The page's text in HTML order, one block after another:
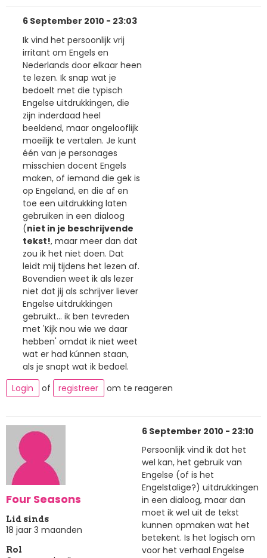
6 September 2010 - 23:03
Ik vind het persoonlijk vrij
irritant om Engels en
Nederlands door elkaar heen
te lezen. Ik snap wat je
bedoelt met die typisch
Engelse uitdrukkingen, die
zijn inderdaad heel
beeldend, maar ongelooflijk
moeilijk te vertalen. Je kunt
één van je personages
misschien docent Engels
maken, of iemand die gek is
op Engeland, en die af en
toe een uitdrukking laten
gebruiken in een dialoog
(niet in je beschrijvende
tekst!, maar meer dan dat
zou ik het niet doen. Dat
leidt mij tijdens het lezen af.
Bovendien weet ik als lezer
niet dat jij als schrijver liever
Engelse uitdrukkingen
gebruikt... ik ben tevreden
met 'Kijk nou wie we daar
hebben' omdat ik niet weet
wat er had kúnnen staan,
als je snapt wat ik bedoel.
Login
of registreer om te reageren
Four Seasons
Lid sinds
18 jaar 3 maanden
Rol
6 September 2010 - 23:10
Persoonlijk vind ik dat het
wel kan, het gebruik van
Engelse (of is het
Engelstalige?) uitdrukkingen
in een dialoog, maar dan
moet ik wel uit de tekst
kunnen opmaken wat het
betekent. Is het logisch om
voor het verhaal Engelse